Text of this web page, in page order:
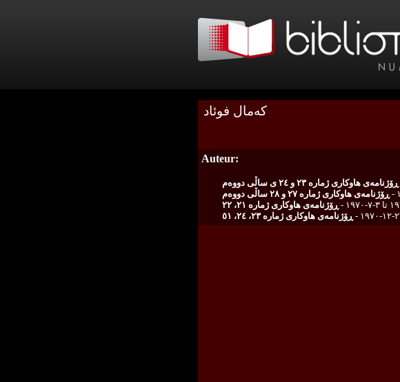
كه‌مال فوئاد
Auteur:
ڕۆژنامه‌ی هاوكاری ژماره‌ ٢٣ و ٢٤ ی ساڵی دووه‌م
ڕۆژنامه‌ی هاوكاری ژماره‌ ٢٧ و ٢٨ ساڵی دووه‌م
ڕۆژنامه‌ی هاوكاری ژماره‌ ٢١، ٢٢
ڕۆژنامه‌ی هاوكاری ژماره‌ ٢٣، ٢٤، ٥١